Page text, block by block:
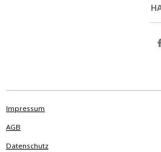
Impressum
AGB
Datenschutz